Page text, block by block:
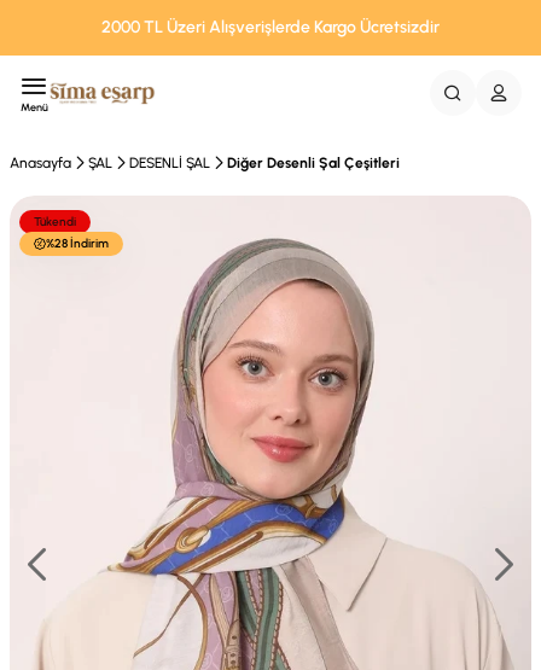
2000 TL Üzeri Alışverişlerde Kargo Ücretsizdir
Menü
Anasayfa ŞAL DESENLİ ŞAL Diğer Desenli Şal Çeşitleri
Tükendi
%28 İndirim